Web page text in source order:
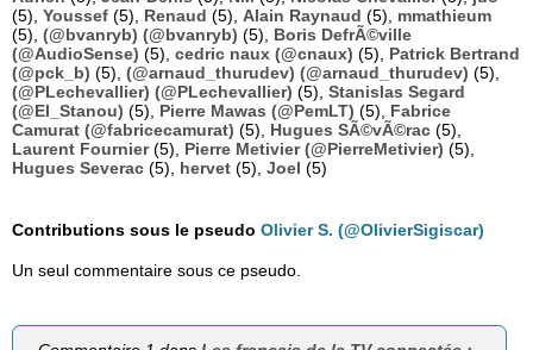
(5), Youssef (5), Renaud (5), Alain Raynaud (5), mmathieum
(5), (@bvanryb) (@bvanryb) (5), Boris DefrÃ©ville
(@AudioSense) (5), cedric naux (@cnaux) (5), Patrick Bertrand
(@pck_b) (5), (@arnaud_thurudev) (@arnaud_thurudev) (5),
(@PLechevallier) (@PLechevallier) (5), Stanislas Segard
(@El_Stanou) (5), Pierre Mawas (@PemLT) (5), Fabrice
Camurat (@fabricecamurat) (5), Hugues SÃ©vÃ©rac (5),
Laurent Fournier(5), Pierre Metivier (@PierreMetivier) (5),
Hugues Severac (5), hervet (5), Joel (5)
Contributions sous le pseudo Olivier S. (@OlivierSigiscar)
Un seul commentaire sous ce pseudo.